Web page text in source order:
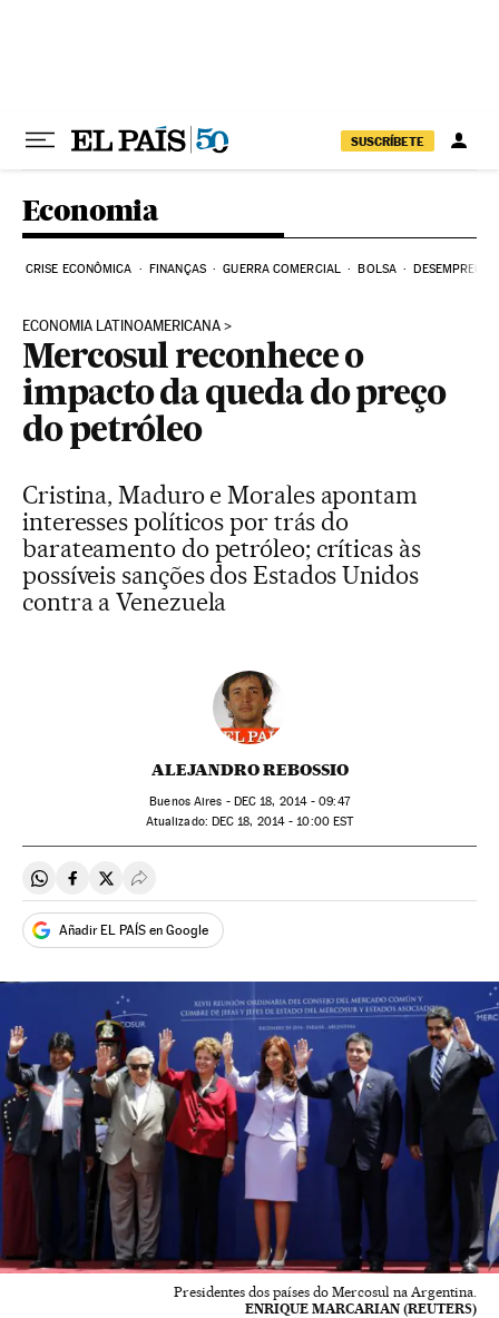
SUSCRÍBETE
Economia
CRISE ECONÔMICA FINANÇAS GUERRA COMERCIAL BOLSA DESEMPREGO
ECONOMIA LATINOAMERICANA
Mercosul reconhece o
impacto da queda do preço
do petróleo
Cristina, Maduro e Morales apontam
interesses políticos por trás do
barateamento do petróleo; críticas às
possíveis sanções dos Estados Unidos
contra a Venezuela
ALEJANDRO REBOSSIO
Buenos Aires - DEC 18, 2014 - 09:47
atualizado: DEC 18, 2014 - 10:00EST
Compartir en Whatsapp
Compartir en Facebook
Compartir en Twitter
Desplegar Redes Sociales
Añadir EL PAÍS en Google
Presidentes dos países do Mercosul na Argentina.
ENRIQUE MARCARIAN (REUTERS)